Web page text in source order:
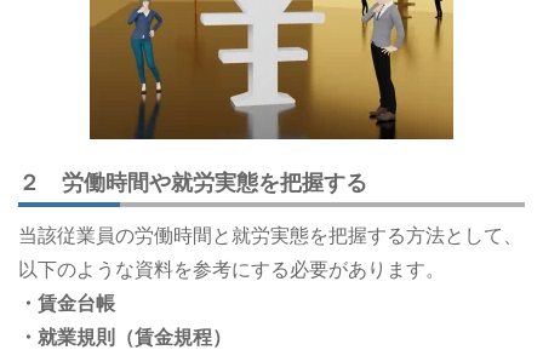
２ 労働時間や就労実態を把握する
当該従業員の労働時間と就労実態を把握する方法として、
以下のような資料を参考にする必要があります。
・賃金台帳
・就業規則（賃金規程）